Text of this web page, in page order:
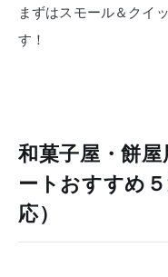
まずはスモール＆クイ
す！
和菓子屋・餅
ートおすすめ
応）